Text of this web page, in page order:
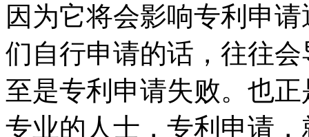
因为它将会影响专利申
们自行申请的话，往往
至是专利申请失败。也
专业的人士，专利申请